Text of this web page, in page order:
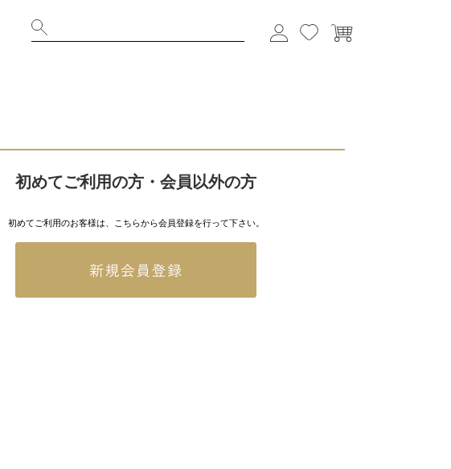
初めてご利用の方・会員以外の方
初めてご利用のお客様は、こちらから会員登録を行って下さい。